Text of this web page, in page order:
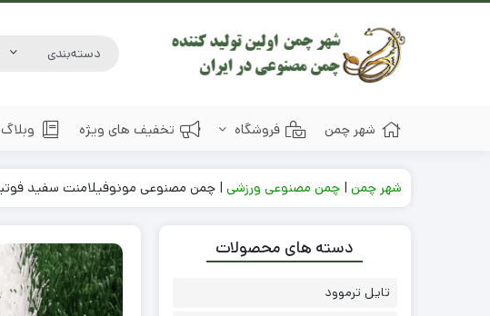
شهر چمن فروشگاه تخفیف های ویژه وبلاگ
شهر چمن | چمن مصنوعی ورزشی | چمن مصنوعی مونوفیلامنت سفید
دسته های محصولات
تایل ترموود